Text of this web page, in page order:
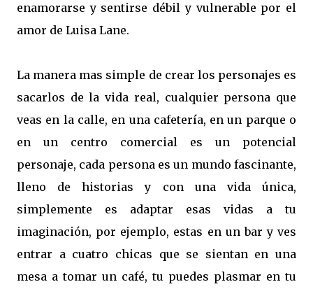
enamorarse y sentirse débil y vulnerable por el
amor de Luisa Lane.
La manera mas simple de crear los personajes es
sacarlos de la vida real, cualquier persona que
veas en la calle, en una cafetería, en un parque o
en un centro comercial es un potencial
personaje, cada persona es un mundo fascinante,
lleno de historias y con una vida única,
simplemente es adaptar esas vidas a tu
imaginación, por ejemplo, estas en un bar y ves
entrar a cuatro chicas que se sientan en una
mesa a tomar un café, tu puedes plasmar en tu